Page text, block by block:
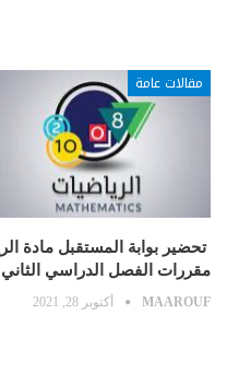
مقالات عامة
مقررات الفصل الدراسي الثاني
MAAROUF أكتوبر 28, 2021